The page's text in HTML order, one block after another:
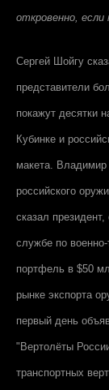
откровенно, если
Сергей Шойгу
представители
покажут десятки
Кубинке и
макета. Владимир
российского
сказал
службе по военно-
портфель в $50
рынке экспорта
первый день
"Вертолёты
транспортных